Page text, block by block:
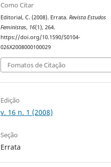
Como Citar
Editorial, C. (2008). Errata.Revista Estudos
Feministas, 16(1), 264.
https://doi.org/10.1590/S0104-
026X2008000100029
Fomatos de Citação
Edição
v. 16 n. 1 (2008)
Seção
Errata